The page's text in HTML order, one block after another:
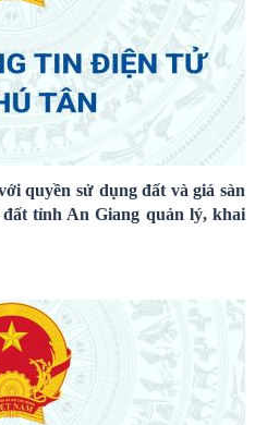
quyền sử dụng đất và giá sàn
tỉnh An Giang quản lý, khai